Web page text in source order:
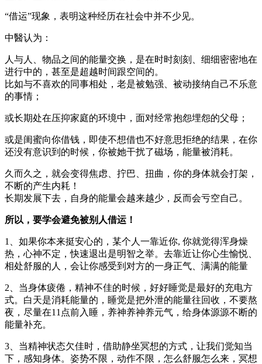
“借运”现象，表明这种经历在社会中并不少见。
中醫认为：
人与人、物品之间的能量交换，是在时时刻刻、细细密密地在
进行中的，甚至是超越时间跟空间的。
比如与不喜欢的同事相处，老是被勉强、被动接纳自己不乐意
的事情；
或长期处在压抑家庭的环境中，面对经常抱怨埋怨的父母；
或是闺蜜向你借钱，即使不想借也不好意思拒绝的结果，在你
还没有意识到的时候，你被她干扰了磁场，能量被消耗。
久而久之，就会变得焦虑、拧巴、扭曲，你的身体就会打架，
不断的产生内耗！
长期发展下去，自身的能量会越来越少，反而会亏空自己。
所以，要学会避免被别人借运！
1、如果你本来挺安心的，某个人一靠近你, 你就觉得浑身燥
热，心神不定，快速退出是明智之举。去靠近让你心生愉悦、
相处舒服的人，会让你感受到对方的一身正气、满满的能量
2、当身体疲倦，精神不佳的时候，好好睡觉是最好的充电方
式。白天是消耗能量的，睡觉是把外泄的能量往回收，不要熬
夜，尽量在11点前入睡，养神养神养元气，给身体源源不断的
能量补充。
3、当精神状态欠佳时，借助静坐冥想的方式，让我们觉知当
下，感知身体。姿势不限，动作不限，怎么舒服怎么来，冥想